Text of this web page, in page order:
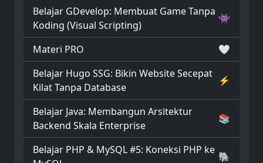
Belajar GDevelop: Membuat Game Tanpa
Koding (Visual Scripting)
👾
Materi PRO
🤍
Belajar Hugo SSG: Bikin Website Secepat
Kilat Tanpa Database
⚡
Belajar Java: Membangun Arsitektur
Backend Skala Enterprise
📚
Belajar PHP & MySQL #5: Koneksi PHP ke
🐘